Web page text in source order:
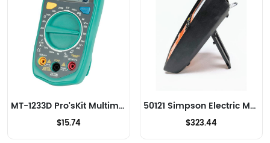
MT-1233D Pro'sKit Multimeter
$15.74
50121 Simpson Electric Multimeter
$323.44